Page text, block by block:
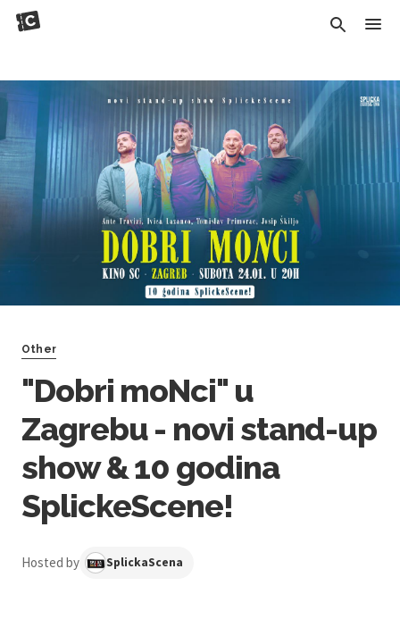
Other
"Dobri moNci" u
Zagrebu - novi stand-up
show & 10 godina
SplickeScene!
Hosted by SplickaScena